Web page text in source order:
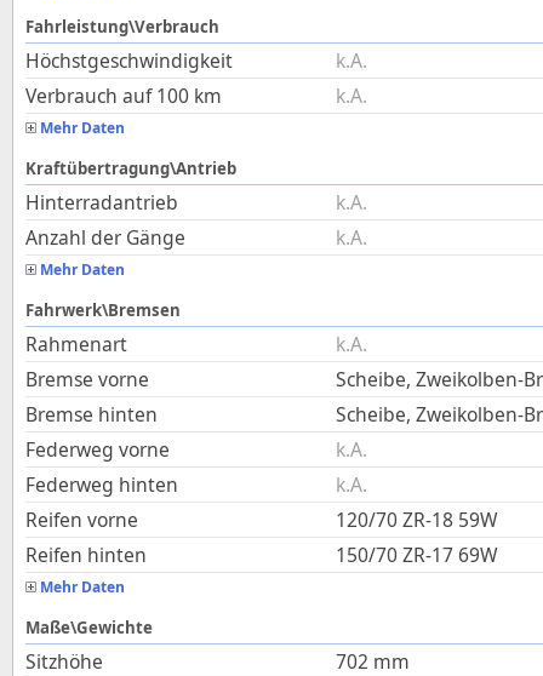
Fahrleistung\Verbrauch
Höchstgeschwindigkeit
k.A.
Verbrauch auf 100 km
k.A.
Mehr Daten
Kraftübertragung\Antrieb
Hinterradantrieb
k.A.
Anzahl der Gänge
k.A.
Mehr Daten
Fahrwerk\Bremsen
Rahmenart
k.A.
Bremse vorne
Scheibe, Zweikolben-
Bremse hinten
Scheibe, Zweikolben-
Federweg vorne
k.A.
Federweg hinten
k.A.
Reifen vorne
120/70 ZR-18 59W
Reifen hinten
150/70 ZR-17 69W
Mehr Daten
Maße\Gewichte
Sitzhöhe 702 mm